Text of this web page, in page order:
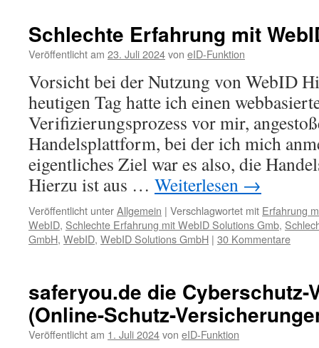
Schlechte Erfahrung mit
Veröffentlicht am 23. Juli 2024von eID-Funktion
Vorsicht bei der Nutzung von WebID
heutigen Tag hatte ich einen
Verifizierungsprozess vor mir,
Handelsplattform, bei der ich mich
eigentliches Ziel war es also, die
Hierzu ist aus … Weiterlesen →
Veröffentlicht unterAllgemein | Verschlagwortet mit Erfahrung
WebID, Schlechte Erfahrung mit WebID Solutions Gmb,
GmbH, WebID, WebID Solutions GmbH | 30 Kommentare
saferyou.de die Cyberschutz-
(Online-Schutz-
Veröffentlicht am 1. Juli 2024von eID-Funktion